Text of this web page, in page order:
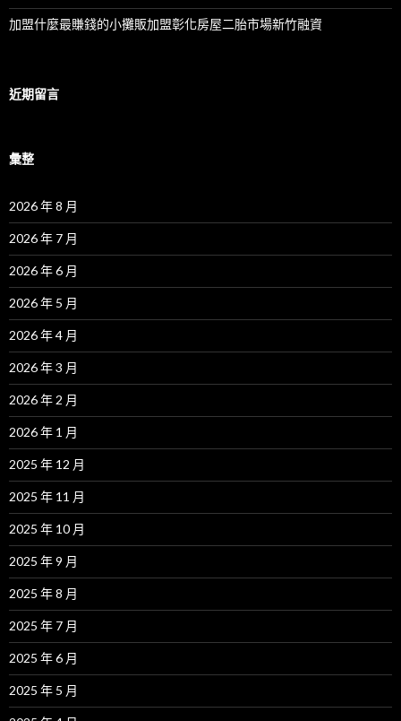
加盟什麼最賺錢的小攤販加盟彰化房屋二胎市場新竹融資
近期留言
彙整
2026 年 8 月
2026 年 7 月
2026 年 6 月
2026 年 5 月
2026 年 4 月
2026 年 3 月
2026 年 2 月
2026 年 1 月
2025 年 12 月
2025 年 11 月
2025 年 10 月
2025 年 9 月
2025 年 8 月
2025 年 7 月
2025 年 6 月
2025 年 5 月